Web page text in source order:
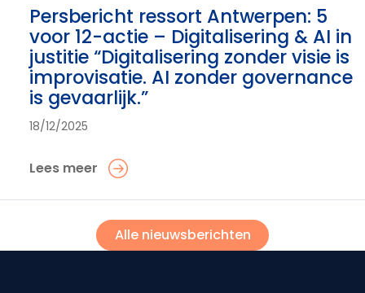
Persbericht ressort Antwerpen: 5
voor 12-actie – Digitalisering & AI in
justitie “Digitalisering zonder visie is
improvisatie. AI zonder governance
is gevaarlijk.”
18/12/2025
Lees meer
Alle nieuwsberichten